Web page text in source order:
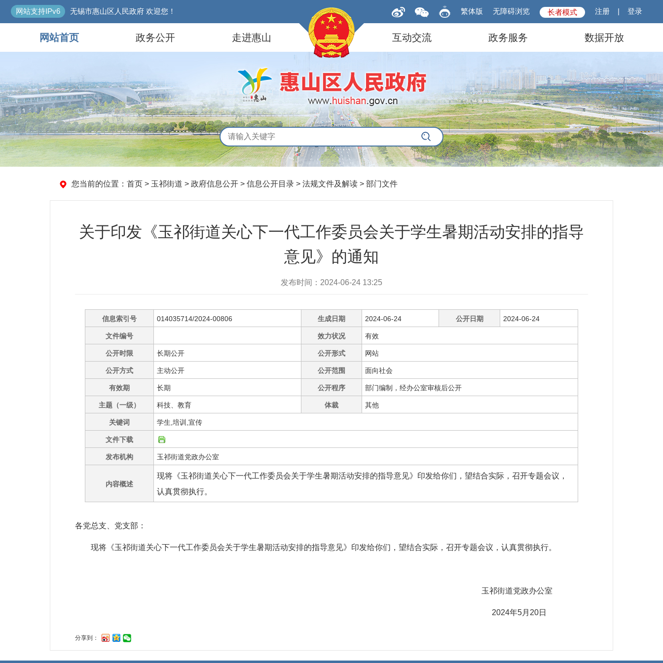
网站支持IPv6 无锡市惠山区人民政府 欢迎您！ 繁体版 无障碍浏览 长者模式 注册 | 登录
网站首页 政务公开 走进惠山 互动交流 政务服务 数据开放
您当前的位置： 首页 > 玉祁街道 > 政府信息公开 > 信息公开目录 > 法规文件及解读 > 部门文件
关于印发《玉祁街道关心下一代工作委员会关于学生暑期活动安排的指导
意见》的通知
发布时间：2024-06-24 13:25
信息索引号 014035714/2024-00806 生成日期 2024-06-24 公开日期 2024-06-24
文件编号 效力状况 有效
公开时限 长期公开 公开形式 网站
公开方式 主动公开 公开范围 面向社会
有效期 长期 公开程序 部门编制，经办公室审核后公开
主题（一级） 科技、教育 体裁 其他
关键词 学生,培训,宣传
文件下载
发布机构 玉祁街道党政办公室
内容概述
现将《玉祁街道关心下一代工作委员会关于学生暑期活动安排的指导意见》印发给你们，望结合实际，召开专题会议，
认真贯彻执行。
各党总支、党支部：
现将《玉祁街道关心下一代工作委员会关于学生暑期活动安排的指导意见》印发给你们，望结合实际，召开专题会议，认真贯彻执行。
玉祁街道党政办公室
2024年5月20日
分享到：